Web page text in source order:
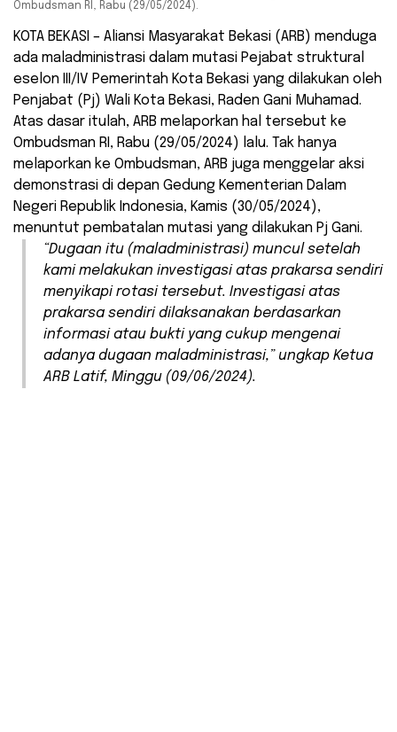
Ombudsman RI, Rabu (29/05/2024).
KOTA BEKASI – Aliansi Masyarakat Bekasi (ARB) menduga
ada maladministrasi dalam mutasi Pejabat struktural
eselon III/IV Pemerintah Kota Bekasi yang dilakukan oleh
Penjabat (Pj) Wali Kota Bekasi, Raden Gani Muhamad.
Atas dasar itulah, ARB melaporkan hal tersebut ke
Ombudsman RI, Rabu (29/05/2024) lalu. Tak hanya
melaporkan ke Ombudsman, ARB juga menggelar aksi
demonstrasi di depan Gedung Kementerian Dalam
Negeri Republik Indonesia, Kamis (30/05/2024),
menuntut pembatalan mutasi yang dilakukan Pj Gani.
“Dugaan itu (maladministrasi) muncul setelah
kami melakukan investigasi atas prakarsa sendiri
menyikapi rotasi tersebut. Investigasi atas
prakarsa sendiri dilaksanakan berdasarkan
informasi atau bukti yang cukup mengenai
adanya dugaan maladministrasi,” ungkap Ketua
ARB Latif, Minggu (09/06/2024).